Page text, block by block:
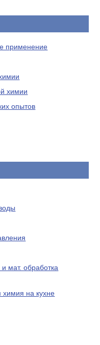
применение
химии
опытов
мат. обработка
химия на кухне